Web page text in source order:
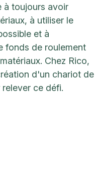
à toujours avoir
à utiliser le
et à
fonds de roulement
Chez Rico,
d'un chariot de
ce défi.